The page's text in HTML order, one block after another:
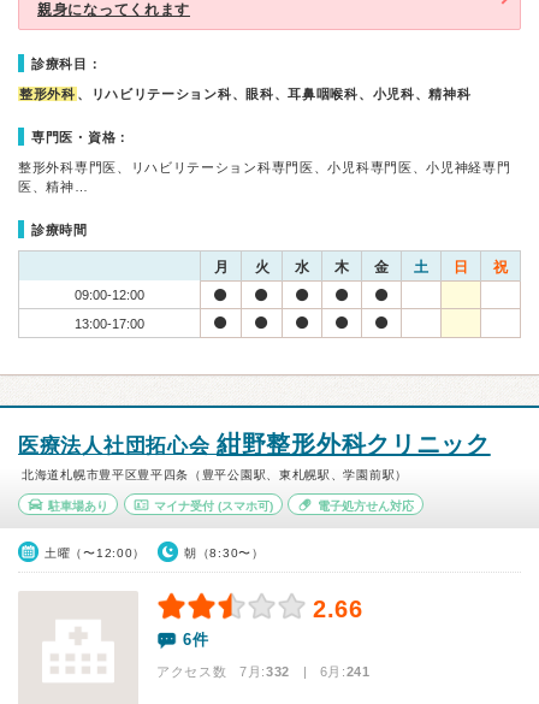
親身になってくれます
診療科目：
整形外科 、リハビリテーション科、眼科、耳鼻咽喉科、小児科、精神科
専門医・資格：
整形外科専門医、リハビリテーション科専門医、小児科専門医、小児神経専門
医、精神…
診療時間
月 火 水 木 金 土 日 祝
09:00-12:00
13:00-17:00
医療法人社団拓心会 紺野整形外科クリニック
北海道札幌市豊平区豊平四条（豊平公園駅、東札幌駅、学園前駅）
駐車場あり マイナ受付(スマホ可) 電子処方せん対応
土曜（〜12:00） 朝（8:30〜）
2.66
6件
アクセス数 7月:332 | 6月:241